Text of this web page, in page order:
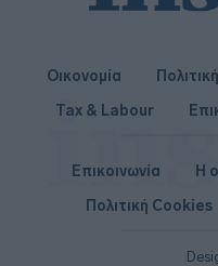
Οικονομία Πολιτική
Tax & Labour
Επικοινωνία Η
Πολιτική Cookies